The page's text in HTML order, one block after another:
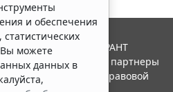
и обеспечения
статистических
Вы можете
данных в
2026. Система ГАРАНТ
"Гарант" и ее партнеры
ассоциации правовой